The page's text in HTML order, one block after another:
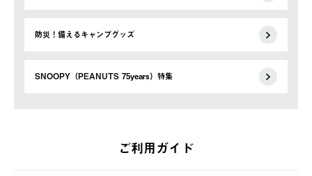
防災！備えるキャンプグッズ
SNOOPY（PEANUTS 75years）特集
ご利用ガイド